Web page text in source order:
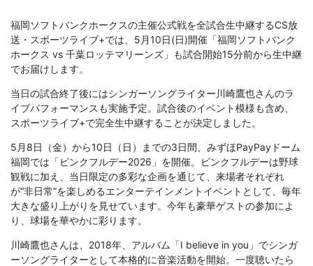
福岡ソフトバンクホークスの主催公式戦を全試合生中継するCS放
送・スポーツライブ+では、5月10日(日)開催「福岡ソフトバンク
ホークス vs 千葉ロッテマリーンズ」も試合開始15分前から生中継
でお届けします。
当日の試合終了後にはシンガーソングライター川崎鷹也さんのラ
イブパフォーマンスも実施予定。試合後のイベント模様も含め、
スポーツライブ+で完全生中継することが決定しました。
5月8日（金）から10日（日）までの3日間、みずほPayPayドーム
福岡では「ピンクフルデー2026」を開催。ピンクフルデーは野球
観戦に加え、当日限定の多彩な企画を通じて、来場者それぞれ
が“非日常”を楽しめるエンターテインメントイベントとして、毎年
大きな盛り上がりを見せています。今年も豪華ゲストの参加によ
り、球場を華やかに彩ります。
川崎鷹也さんは、2018年、アルバム「I believe in you」でシンガ
ーソングライターとして本格的に音楽活動を開始。一度聴いたら